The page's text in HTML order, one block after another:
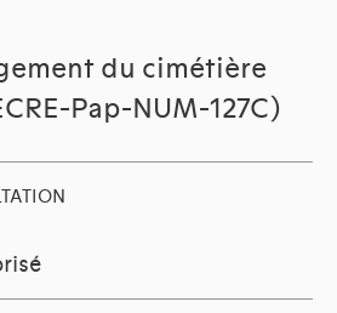
du cimétière
Pap-NUM-127C)